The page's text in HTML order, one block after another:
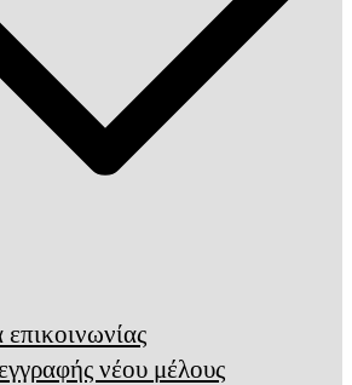
επικοινωνίας
νέου μέλους